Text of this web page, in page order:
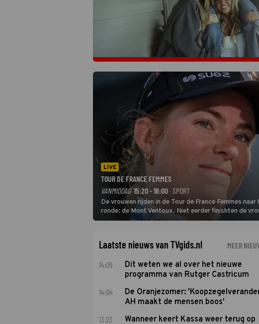
LIVE
TOUR DE FRANCE FEMMES
VANMIDDAG 15:20 - 18:00 · SPORT
De vrouwen rijden in de Tour de France Femmes
ronde: de Mont Ventoux. Niet eerder finishten de
uit de buitencategorie. De aanloop naar de slotklim
Laatste nieuws van TVgids.nl MEER
14:09
Dit weten we al over het nieuwe
programma van Rutger Castricum
14:04
De Oranjezomer:
AH maakt de mensen boos'
13:23
Wanneer keert Kassa weer terug op